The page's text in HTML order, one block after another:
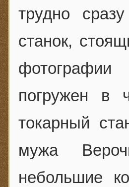
трудно
станок,
фотографии
погружен в
токарный
мужа
небольшие